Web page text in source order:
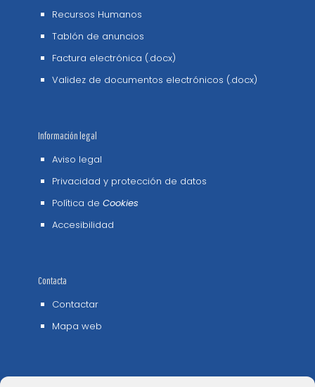
Recursos Humanos
Tablón de anuncios
Factura electrónica (.docx)
Validez de documentos electrónicos (.docx)
Información legal
Aviso legal
Privacidad y protección de datos
Política de Cookies
Accesibilidad
Contacta
Contactar
Mapa web